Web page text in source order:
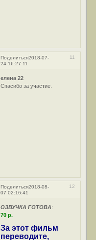
Поделиться 11
2018-07-
24 16:27:11
елена 22
Спасибо за участие.
Поделиться 12
2018-08-
07 02:16:41
ОЗВУЧКА ГОТОВА:
70 р.
За этот фильм
переводите,